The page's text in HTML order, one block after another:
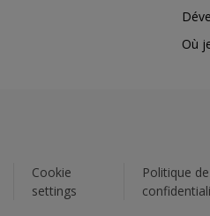
Où
Cookie
settings
Politique de